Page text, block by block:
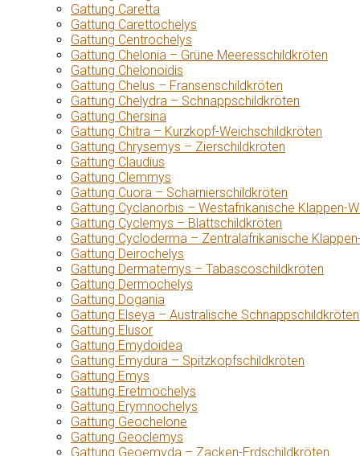
Gattung Caretta
Gattung Carettochelys
Gattung Centrochelys
Gattung Chelonia – Grüne Meeresschildkröten
Gattung Chelonoidis
Gattung Chelus – Fransenschildkröten
Gattung Chelydra – Schnappschildkröten
Gattung Chersina
Gattung Chitra – Kurzkopf-Weichschildkröten
Gattung Chrysemys – Zierschildkröten
Gattung Claudius
Gattung Clemmys
Gattung Cuora – Scharnierschildkröten
Gattung Cyclanorbis – Westafrikanische Klappen-
Gattung Cyclemys – Blattschildkröten
Gattung Cycloderma – Zentralafrikanische
Gattung Deirochelys
Gattung Dermatemys – Tabascoschildkröten
Gattung Dermochelys
Gattung Dogania
Gattung Elseya – Australische Schnappschildkröten
Gattung Elusor
Gattung Emydoidea
Gattung Emydura – Spitzkopfschildkröten
Gattung Emys
Gattung Eretmochelys
Gattung Erymnochelys
Gattung Geochelone
Gattung Geoclemys
Gattung Geoemyda – Zacken-Erdschildkröten